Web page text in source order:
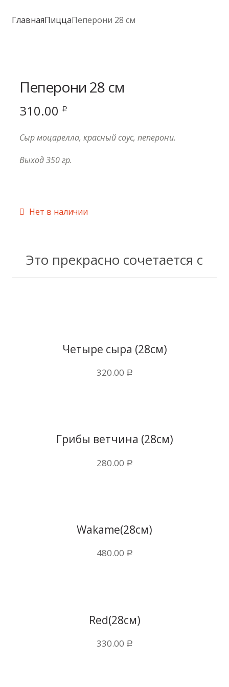
ГлавнаяПиццаПеперони 28 см
Пеперони 28 см
310.00 Р
Сыр моцарелла, красный соус, пеперони.
Выход 350 гр.
Нет в наличии
Это прекрасно сочетается с
Четыре сыра (28см)
320.00 Р
Грибы ветчина (28см)
280.00 Р
Wakame(28см)
480.00 Р
Red(28см)
330.00 Р